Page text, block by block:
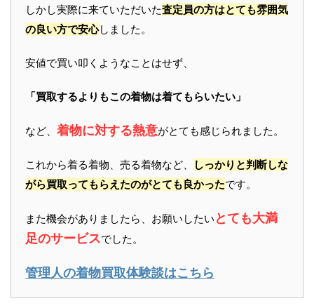
しかし実際に来ていただいた査定員の方はとても雰囲気
の良い方で安心しました。
安値で買い叩くようなことはせず、
「買取するよりもこの着物は着てもらいたい」
など、 着物に対する熱意がとても感じられました。
これから着る着物、売る着物など、
しっかりと判断しな
がら買取ってもらえたのがとても良かったです。
また機会がありましたら、お願いしたい とても大満
足のサービスでした。
管理人の着物買取体験談はこちら